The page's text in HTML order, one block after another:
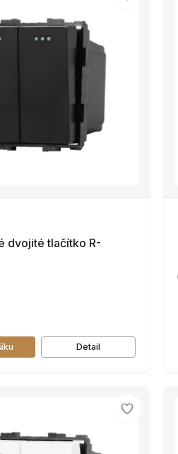
dvojité tlačítko R-
Detail